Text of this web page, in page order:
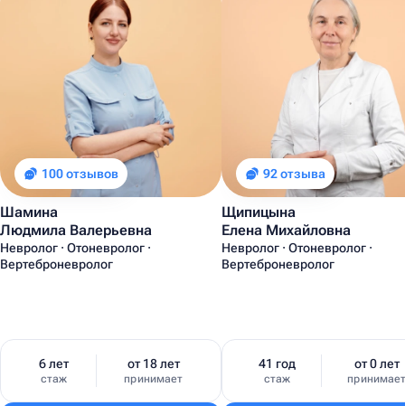
100 отзывов
Шамина
Людмила Валерьевна
Невролог · Отоневролог ·
Вертеброневролог
6 лет
стаж
от 18 лет
принимает
92 отзыва
Щипицына
Елена Михайловна
Невролог · Отоневролог ·
Вертеброневролог
41 год
стаж
от 0 лет
принимает